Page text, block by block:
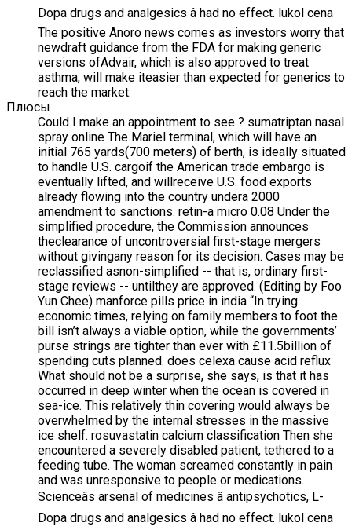
Dopa drugs and analgesics â had no effect. lukol cena
The positive Anoro news comes as investors worry that
newdraft guidance from the FDA for making generic
versions ofAdvair, which is also approved to treat
asthma, will make iteasier than expected for generics to
reach the market.
Плюсы
Could I make an appointment to see ? sumatriptan nasal
spray online The Mariel terminal, which will have an
initial 765 yards(700 meters) of berth, is ideally situated
to handle U.S. cargoif the American trade embargo is
eventually lifted, and willreceive U.S. food exports
already flowing into the country undera 2000
amendment to sanctions. retin-a micro 0.08 Under the
simplified procedure, the Commission announces
theclearance of uncontroversial first-stage mergers
without givingany reason for its decision. Cases may be
reclassified asnon-simplified -- that is, ordinary first-
stage reviews -- untilthey are approved. (Editing by Foo
Yun Chee) manforce pills price in india “In trying
economic times, relying on family members to foot the
bill isn’t always a viable option, while the governments’
purse strings are tighter than ever with £11.5billion of
spending cuts planned. does celexa cause acid reflux
What should not be a surprise, she says, is that it has
occurred in deep winter when the ocean is covered in
sea-ice. This relatively thin covering would always be
overwhelmed by the internal stresses in the massive
ice shelf. rosuvastatin calcium classification Then she
encountered a severely disabled patient, tethered to a
feeding tube. The woman screamed constantly in pain
and was unresponsive to people or medications.
Scienceâs arsenal of medicines â antipsychotics, L-
Dopa drugs and analgesics â had no effect. lukol cena